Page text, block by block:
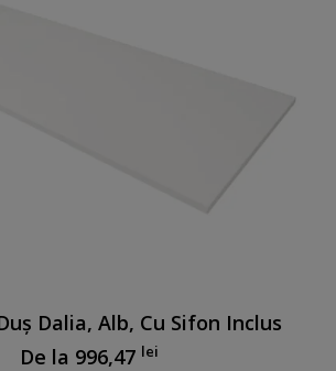
Dalia, Alb, Cu Sifon Inclus
De la 996,47 lei